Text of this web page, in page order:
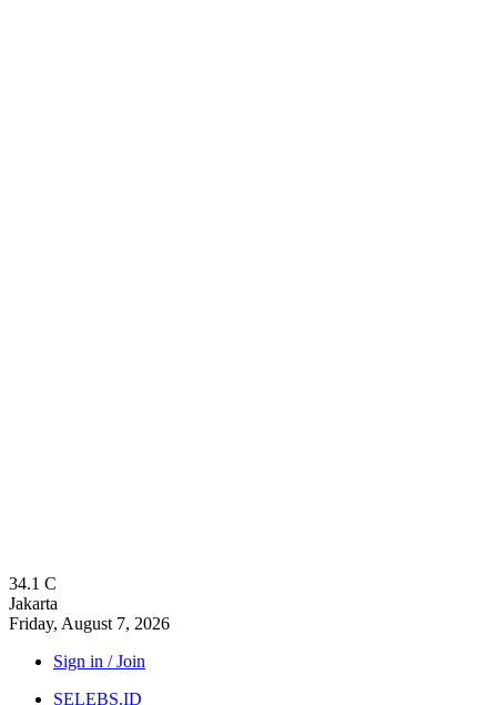
34.1 C
Jakarta
Friday, August 7, 2026
Sign in / Join
SELEBS.ID